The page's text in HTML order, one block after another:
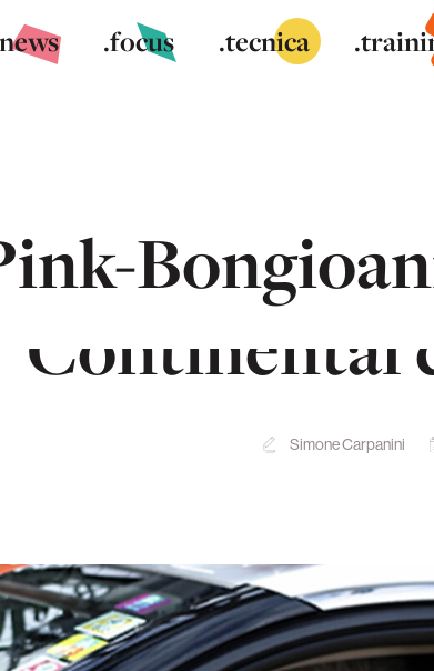
.focus .tecnica
Continental
Simone Carpanini